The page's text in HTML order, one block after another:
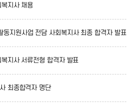
지사 채용
지원사업 전담 사회복지사 최종 합격자 발표
지사 서류전형 합격자 발표
최종합격자 명단